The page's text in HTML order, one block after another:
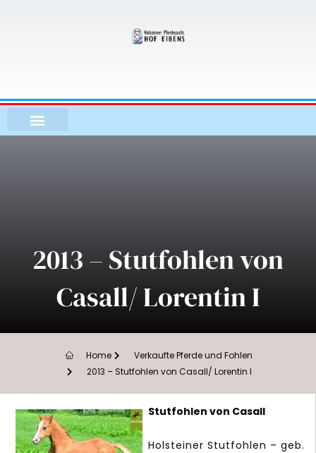
2013 – Stutfohlen von
Casall/ Lorentin I
Home
Verkaufte Pferde und Fohlen
2013 – Stutfohlen von Casall/ Lorentin I
Stutfohlen von Casall
Holsteiner Stutfohlen – geb.